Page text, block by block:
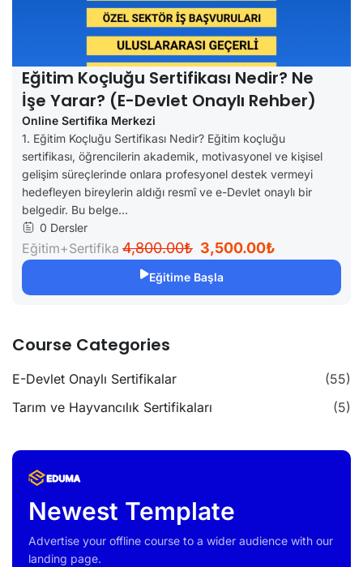
Eğitim Koçluğu Sertifikası Nedir? Ne
İşe Yarar? (e-Devlet Onaylı Rehber)
Online Sertifika Merkezi
1. Eğitim Koçluğu Sertifikası Nedir? Eğitim koçluğu
sertifikası, öğrencilerin akademik, motivasyonel ve kişisel
gelişim süreçlerinde onlara profesyonel destek vermeyi
hedefleyen bireylerin aldığı resmî ve e-Devlet onaylı bir
belgedir. Bu belge...
0 Dersler
Eğitim+Sertifika 4,800.00₺ 3,500.00₺
Eğitime Başla
Course Categories
E-Devlet Onaylı Sertifikalar
(55)
Tarım ve Hayvancılık Sertifikaları
(5)
Newest Template
Advertise your offline course to a wider audience with our
landing page.